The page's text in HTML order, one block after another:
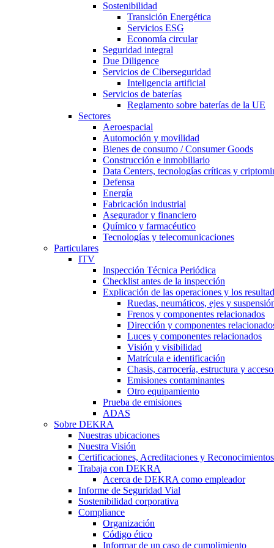
Sostenibilidad
Transición Energética
Servicios ESG
Economía circular
Seguridad integral
Due Diligence
Servicios de Ciberseguridad
Inteligencia artificial
Servicios de baterías
Reglamento sobre baterías de la UE
Sectores
Aeroespacial
Automoción y movilidad
Bienes de consumo / Consumer Goods
Construcción e inmobiliario
Data Centers, tecnologías críticas y
Defensa
Energía
Fabricación industrial
Asegurador y financiero
Químico y farmacéutico
Tecnologías y telecomunicaciones
Particulares
ITV
Inspección Técnica Periódica
Checklist antes de la inspección
Explicación de las operaciones y los
Ruedas, neumáticos, ejes y
Frenos y componentes relacionados
Dirección y componentes
Luces y componentes relacionados
Visión y visibilidad
Matrícula e identificación
Chasis, carrocería, estructura y
Emisiones contaminantes
Otro equipamiento
Prueba de emisiones
ADAS
Sobre DEKRA
Nuestras ubicaciones
Nuestra Visión
Certificaciones, Acreditaciones y Reconocimientos
Trabaja con DEKRA
Acerca de DEKRA como empleador
Informe de Seguridad Vial
Sostenibilidad corporativa
Compliance
Organización
Código ético
Informar de un caso de cumplimiento